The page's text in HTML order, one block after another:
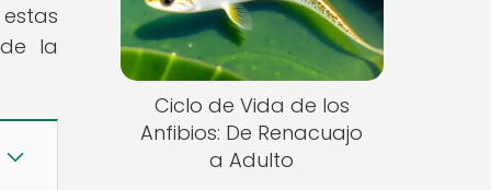
la
Ciclo de Vida de los
Anfibios: De Renacuajo
a Adulto